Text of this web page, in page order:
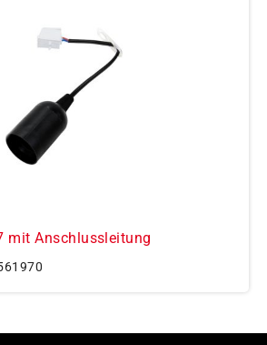
mit Anschlussleitung